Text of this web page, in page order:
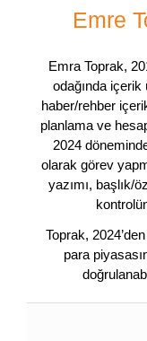
Emre
Emra Toprak,
odağında içerik
haber/rehber
planlama ve
2024
olarak görev
yazımı, başlık/
Toprak,
para